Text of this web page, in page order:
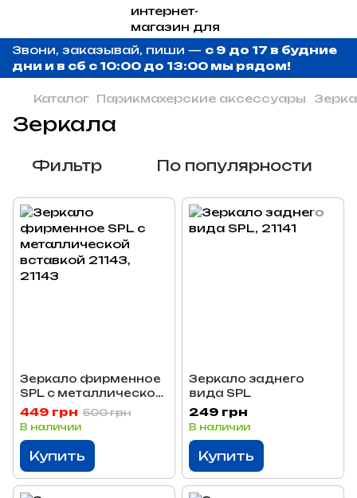
Звони, заказывай, пиши — с 9 до 17 в будние
дни и в сб с 10:00 до 13:00 мы рядом!
Каталог Парикмахерские аксессуары
Зеркала
Фильтр По популярности
Зеркало фирменное
SPL с металлической
вставкой 21143
449 грн 500 грн
В наличии
Купить
Зеркало заднего
вида SPL
249 грн
В наличии
Купить